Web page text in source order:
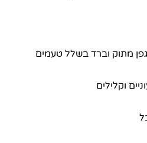
גפן מתוק וברד בשלל טעמים
וקלילים